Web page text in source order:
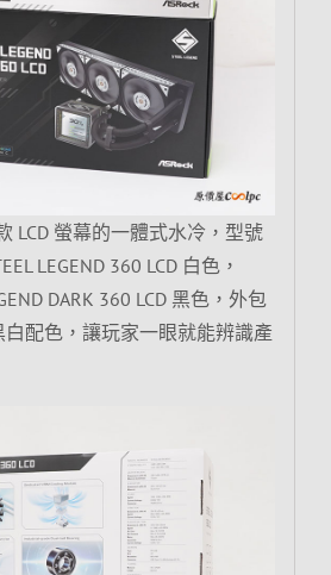
LCD 螢幕的一體式水冷，型號
LEGEND 360 LCD 白色，
DARK 360 LCD 黑色，外包
配色，讓玩家一眼就能辨識產